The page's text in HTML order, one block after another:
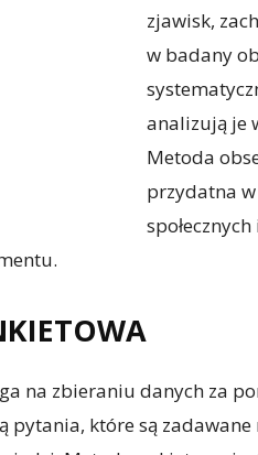
zjawisk,
w badany
analizują je
Metoda
przydatna
na zbieraniu danych za
pytania, które są